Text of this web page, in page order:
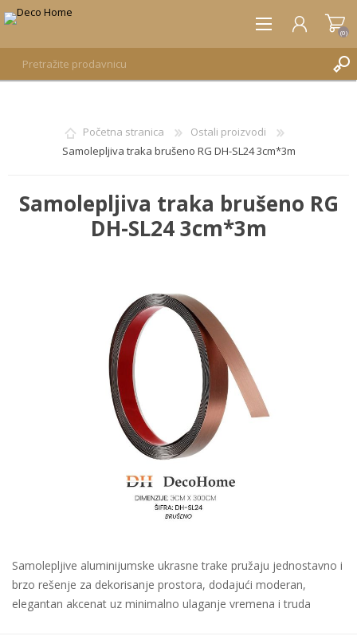
REGISTRUJTE SE
PRIJAVA
(0)
Početna stranica
Ostali proizvodi
Samolepljiva traka brušeno RG DH-SL24 3cm*3m
Samolepljiva traka brušeno RG
DH-SL24 3cm*3m
Samolepljive aluminijumske ukrasne trake pružaju jednostavno i
brzo rešenje za dekorisanje prostora, dodajući moderan,
elegantan akcenat uz minimalno ulaganje vremena i truda